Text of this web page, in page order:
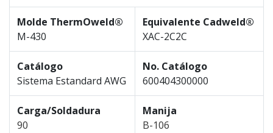
Molde ThermOweld®
M-430
Equivalente Cadweld®
XAC-2C2C
Catálogo
Sistema Estandard AWG
No. Catálogo
600404300000
Carga/Soldadura
90
Manija
B-106